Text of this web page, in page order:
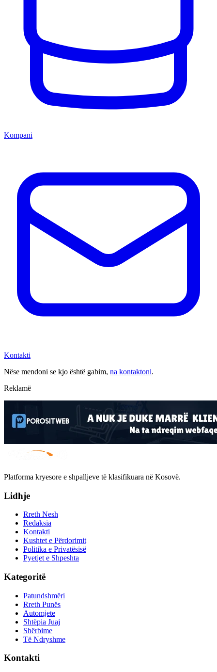
Kompani
Kontakti
Nëse mendoni se kjo është gabim, na kontaktoni.
Reklamë
Platforma kryesore e shpalljeve të klasifikuara në Kosovë.
Lidhje
Rreth Nesh
Redaksia
Kontakti
Kushtet e Përdorimit
Politika e Privatësisë
Pyetjet e Shpeshta
Kategoritë
Patundshmëri
Rreth Punës
Automjete
Shtëpia Juaj
Shërbime
Të Ndryshme
Kontakti